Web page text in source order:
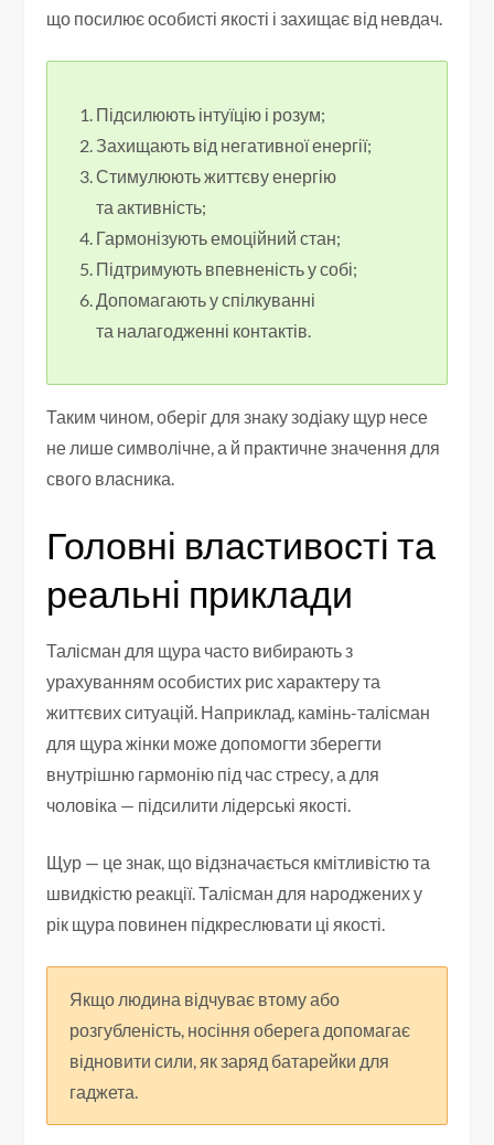
що посилює особисті якості і захищає від невдач.
Підсилюють інтуїцію і розум;
Захищають від негативної енергії;
Стимулюють життєву енергію
та активність;
Гармонізують емоційний стан;
Підтримують впевненість у собі;
Допомагають у спілкуванні
та налагодженні контактів.
Таким чином, оберіг для знаку зодіаку щур несе
не лише символічне, а й практичне значення для
свого власника.
Головні властивості та
реальні приклади
Талісман для щура часто вибирають з
урахуванням особистих рис характеру та
життєвих ситуацій. Наприклад, камінь-талісман
для щура жінки може допомогти зберегти
внутрішню гармонію під час стресу, а для
чоловіка — підсилити лідерські якості.
Щур — це знак, що відзначається кмітливістю та
швидкістю реакції. Талісман для народжених у
рік щура повинен підкреслювати ці якості.
Якщо людина відчуває втому або
розгубленість, носіння оберега допомагає
відновити сили, як заряд батарейки для
гаджета.